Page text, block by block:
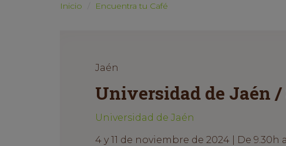
Inicio Encuentra tu Café
Jaén
Universidad de Jaén /
Universidad de Jaén
4 y 11 de noviembre de 2024 | De 9.30h a